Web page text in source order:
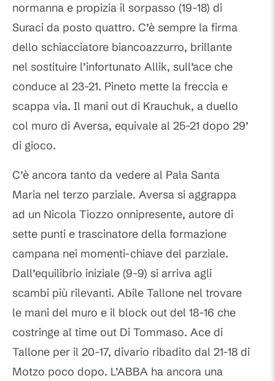
normanna e propizia il sorpasso (19-18) di
Suraci da posto quattro. C’è sempre la firma
dello schiacciatore biancoazzurro, brillante
nel sostituire l’infortunato Allik, sull’ace che
conduce al 23-21. Pineto mette la freccia e
scappa via. Il mani out di Krauchuk, a duello
col muro di Aversa, equivale al 25-21 dopo 29’
di gioco.
C’è ancora tanto da vedere al Pala Santa
Maria nel terzo parziale. Aversa si aggrappa
ad un Nicola Tiozzo onnipresente, autore di
sette punti e trascinatore della formazione
campana nei momenti-chiave del parziale.
Dall’equilibrio iniziale (9-9) si arriva agli
scambi più rilevanti. Abile Tallone nel trovare
le mani del muro e il block out del 18-16 che
costringe al time out Di Tommaso. Ace di
Tallone per il 20-17, divario ribadito dal 21-18 di
Motzo poco dopo. L’ABBA ha ancora una